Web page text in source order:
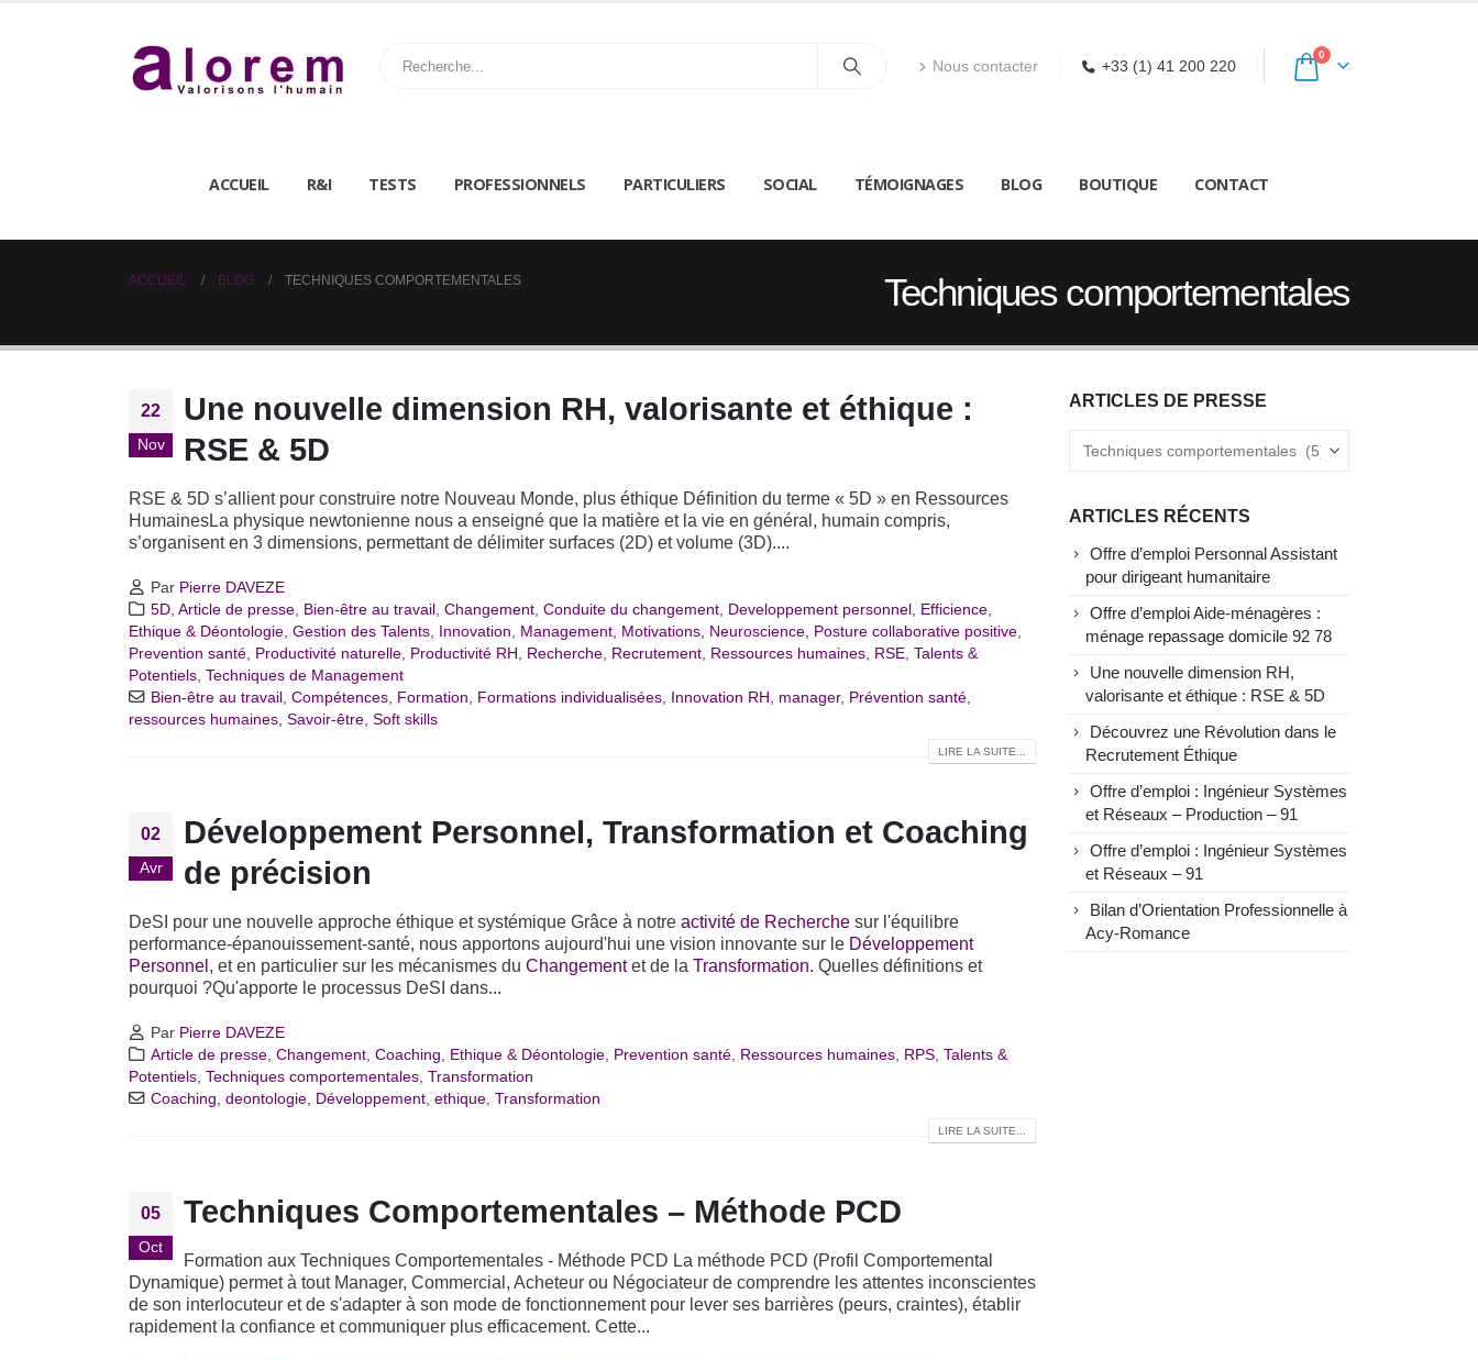
Nous contacter +33 (1) 41 200 220
0
ACCUEIL R&I TESTS PROFESSIONNELS PARTICULIERS SOCIAL TÉMOIGNAGES BLOG BOUTIQUE CONTACT
Techniques comportementales
ACCUEIL BLOG TECHNIQUES COMPORTEMENTALES
22
Nov
Une nouvelle dimension RH, valorisante et éthique :
RSE & 5D
RSE & 5D s’allient pour construire notre Nouveau Monde, plus éthique Définition du terme « 5D » en Ressources
HumainesLa physique newtonienne nous a enseigné que la matière et la vie en général, humain compris,
s’organisent en 3 dimensions, permettant de délimiter surfaces (2D) et volume (3D)....
Par Pierre DAVEZE
5D ,Article de presse Bien-être au travail ,Changement ,Conduite du changement Developpement personnel Efficience
Ethique & Déontologie Gestion des Talents Innovation Management Motivations Neuroscience Posture collaborative positive
Prevention santé Productivité naturelle Productivité RH Recherche Recrutement Ressources humaines RSE Talents &
Potentiels Techniques de Management
Bien-être au travail ,Compétences Formation Formations individualisées Innovation RH manager, Prévention santé
ressources humaines Savoir-être Soft skills
LIRE LA SUITE...
02
Avr
Développement Personnel, Transformation et Coaching
de précision
DeSI pour une nouvelle approche éthique et systémique Grâce à notre activité de Recherche sur l'équilibre
performance-épanouissement-santé, nous apportons aujourd'hui une vision innovante sur le Développement
Personnel , et en particulier sur les mécanismes du Changementet de la Transformation. Quelles définitions et
pourquoi ?Qu'apporte le processus DeSI dans...
Par Pierre DAVEZE
Article de presse ,Changement ,Coaching Ethique & Déontologie Prevention santé Ressources humaines RPS ,Talents &
Potentiels Techniques comportementales Transformation
Coaching ,deontologie Développement ,ethique ,Transformation
LIRE LA SUITE...
05
Oct
Techniques Comportementales – Méthode PCD
Formation aux Techniques Comportementales - Méthode PCD La méthode PCD (Profil Comportemental
Dynamique) permet à tout Manager, Commercial, Acheteur ou Négociateur de comprendre les attentes inconscientes
de son interlocuteur et de s'adapter à son mode de fonctionnement pour lever ses barrières (peurs, craintes), établir
rapidement la confiance et communiquer plus efficacement. Cette...
ARTICLES DE PRESSE
de
ARTICLES RÉCENTS
Offre d’emploi Personnal Assistant
pour dirigeant humanitaire
Offre d’emploi Aide-ménagères :
ménage repassage domicile 92 78
Une nouvelle dimension RH,
valorisante et éthique : RSE & 5D
Découvrez une Révolution dans le
Recrutement Éthique
Offre d’emploi : Ingénieur Systèmes
et Réseaux – Production – 91
Offre d’emploi : Ingénieur Systèmes
et Réseaux – 91
Bilan d’Orientation Professionnelle à
Acy-Romance